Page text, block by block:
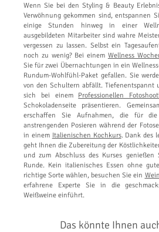
Wenn Sie bei den Styling & Beauty
Verwöhnung gekommen sind, entspannen
einige Stunden hinweg in einer
ausgebildeten Mitarbeiter sind wahre
vergessen zu lassen. Selbst ein
noch zu wenig? Bei einem Wellness
Sie für zwei Übernachtungen in ein
Rundum-Wohlfühl-Paket gefallen. Sie
von den Schultern abfällt. Tiefenentspannt
sich bei einem Professionellen
Schokoladenseite präsentieren.
erschaffen Sie Aufnahmen, die für
anstrengenden Posieren während der
in einem Italienischen Kochkurs. Dank des
geht Ihnen die Zubereitung der
und zum Abschluss des Kurses
Runde. Kein italienisches Essen ohne
richtige Sorte wählen, besuchen Sie ein
erfahrene Experte Sie in die
Weißweine einführt.
Das könnte Ihnen